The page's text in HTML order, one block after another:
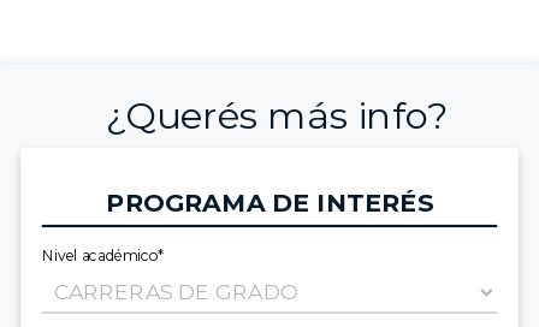
¿Querés más info?
PROGRAMA DE INTERÉS
Nivel académico*